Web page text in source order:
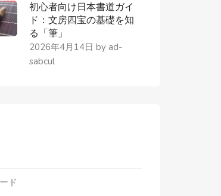
初心者向け日本書道ガイ
ド：文房四宝の基礎を知
る「筆」
2026年4月14日by ad-
sabcul
ド